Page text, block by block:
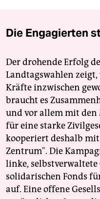
Die Engagierten
Der drohende Erfolg
Landtagswahlen
Kräfte inzwischen
braucht es
und vor allem mit den
für eine starke
kooperiert deshalb
Zentrum". Die
linke,
solidarischen Fonds
auf. Eine offene